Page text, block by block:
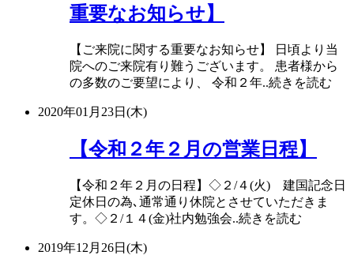
重要なお知らせ】
【ご来院に関する重要なお知らせ】 日頃より当
院へのご来院有り難うございます。 患者様から
の多数のご要望により、 令和２年..続きを読む
2020年01月23日(木)
【令和２年２月の営業日程】
【令和２年２月の日程】◇２/４(火) 建国記念日
定休日の為､通常通り休院とさせていただきま
す。◇２/１４(金)社内勉強会..続きを読む
2019年12月26日(木)